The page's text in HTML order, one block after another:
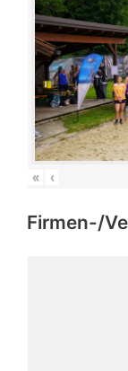
« ‹
Firmen-/